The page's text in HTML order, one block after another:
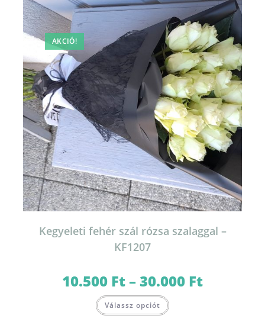
AKCIÓ!
Kegyeleti fehér szál rózsa szalaggal –
KF1207
10.500 Ft–30.000 Ft10.500 Ft
Válassz opciót a